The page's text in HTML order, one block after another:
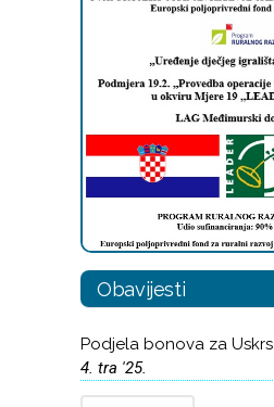
Obavijesti
Podjela bonova za Uskrs
4. tra '25.